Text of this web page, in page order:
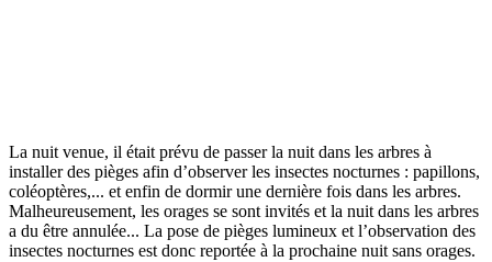
La nuit venue, il était prévu de passer la nuit dans les arbres à
installer des pièges afin d’observer les insectes nocturnes : papillons,
coléoptères,... et enfin de dormir une dernière fois dans les arbres.
Malheureusement, les orages se sont invités et la nuit dans les arbres
a du être annulée... La pose de pièges lumineux et l’observation des
insectes nocturnes est donc reportée à la prochaine nuit sans orages.